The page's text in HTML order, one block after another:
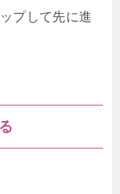
プして先に進